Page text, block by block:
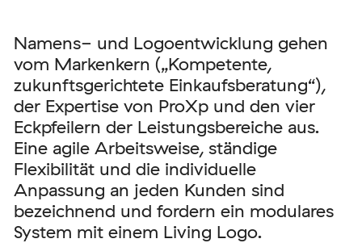
Namens- und Logoentwicklung gehen
vom Markenkern („Kompetente,
zukunftsgerichtete Einkaufsberatung“),
der Expertise von ProXp und den vier
Eckpfeilern der Leistungsbereiche aus.
Eine agile Arbeitsweise, ständige
Flexibilität und die individuelle
Anpassung an jeden Kunden sind
bezeichnend und fordern ein modulares
System mit einem Living Logo.